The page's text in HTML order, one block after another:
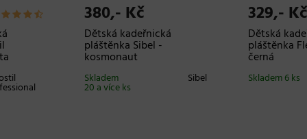
380,- Kč
Dětská kadeřnická
pláštěnka Sibel -
kosmonaut
Sibel
Skladem
20 a více ks
329,- Kč
Dětská
pláštěnka
černá
Skladem 6 ks